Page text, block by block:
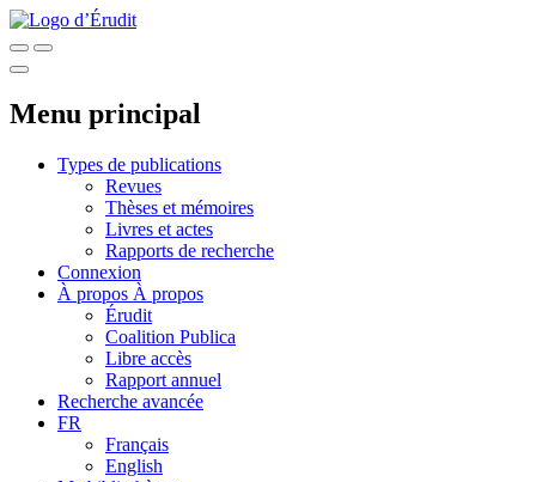
Menu principal
Types de publications
Revues
Thèses et mémoires
Livres et actes
Rapports de recherche
Connexion
À propos À propos
Érudit
Coalition Publica
Libre accès
Rapport annuel
Recherche avancée
FR
Français
English